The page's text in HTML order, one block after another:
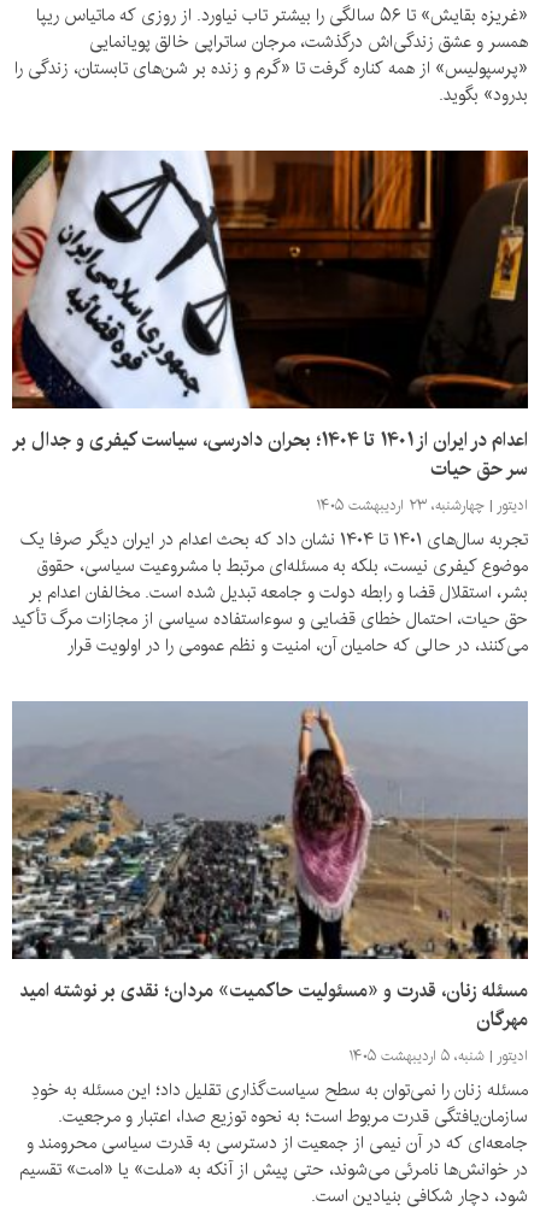
«غریزه بقایش» تا ۵۶ سالگی را بیشتر تاب نیاورد. از روزی که ماتیاس ریپا
همسر و عشق زندگی‌اش درگذشت، مرجان ساتراپی خالق پویانمایی
«پرسپولیس» از همه کناره گرفت تا «گرم و زنده بر شن‌های تابستان، زندگی را
بدرود» بگوید.
اعدام در ایران از ۱۴۰۱ تا ۱۴۰۴؛ بحران دادرسی، سیاست کیفری و جدال بر
سر حق حیات
ادیتور چهارشنبه، ۲۳ اردیبهشت ۱۴۰۵
تجربه سال‌های ۱۴۰۱ تا ۱۴۰۴ نشان داد که بحث اعدام در ایران دیگر صرفا یک
موضوع کیفری نیست، بلکه به مسئله‌ای مرتبط با مشروعیت سیاسی، حقوق
بشر، استقلال قضا و رابطه دولت و جامعه تبدیل شده است. مخالفان اعدام بر
حق حیات، احتمال خطای قضایی و سوءاستفاده سیاسی از مجازات مرگ تأکید
می‌کنند، در حالی که حامیان آن، امنیت و نظم عمومی را در اولویت قرار
مسئله‌ زنان، قدرت و «مسئولیت حاکمیت» مردان؛ نقدی بر نوشته امید
مهرگان
ادیتور شنبه، ۵ اردیبهشت ۱۴۰۵
مسئله‌ زنان را نمی‌توان به سطح سیاست‌گذاری تقلیل داد؛ این مسئله به خودِ
سازمان‌یافتگی قدرت مربوط است؛ به نحوه‌ توزیع صدا، اعتبار و مرجعیت.
جامعه‌ای که در آن نیمی از جمعیت از دسترسی به قدرت سیاسی محرومند و
در خوانش‌ها نامرئی می‌شوند، حتی پیش از آنکه به «ملت» یا «امت» تقسیم
شود، دچار شکافی بنیادین است.